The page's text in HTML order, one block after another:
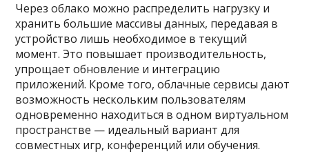
Через облако можно распределить нагрузку и
хранить большие массивы данных, передавая в
устройство лишь необходимое в текущий
момент. Это повышает производительность,
упрощает обновление и интеграцию
приложений. Кроме того, облачные сервисы дают
возможность нескольким пользователям
одновременно находиться в одном виртуальном
пространстве — идеальный вариант для
совместных игр, конференций или обучения.